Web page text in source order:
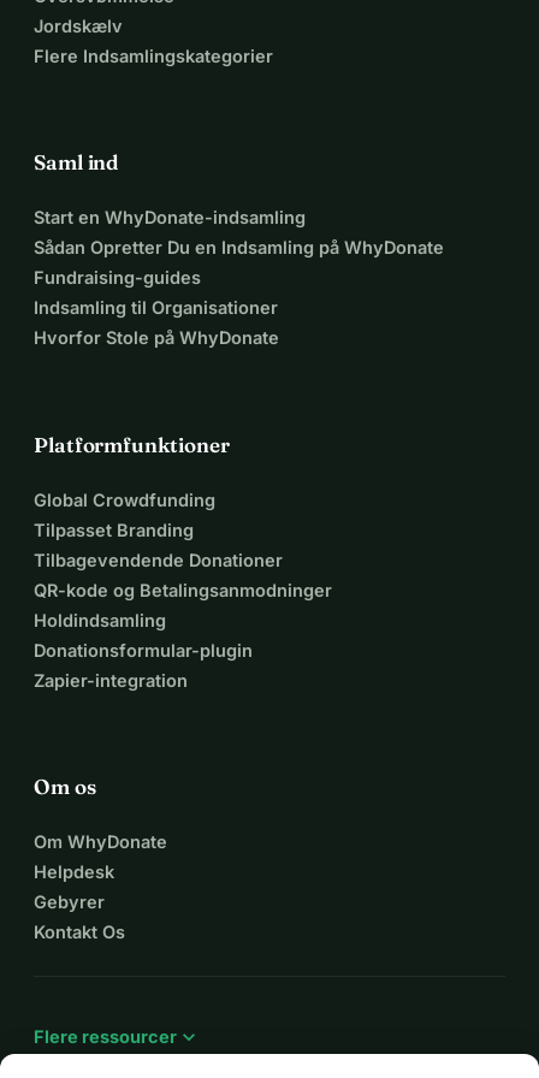
Jordskælv
Flere Indsamlingskategorier
Saml ind
Start en WhyDonate-indsamling
Sådan Opretter Du en Indsamling på WhyDonate
Fundraising-guides
Indsamling til Organisationer
Hvorfor Stole på WhyDonate
Platformfunktioner
Global Crowdfunding
Tilpasset Branding
Tilbagevendende Donationer
QR-kode og Betalingsanmodninger
Holdindsamling
Donationsformular-plugin
Zapier-integration
Om os
Om WhyDonate
Helpdesk
Gebyrer
Kontakt Os
Flere ressourcer expand_more